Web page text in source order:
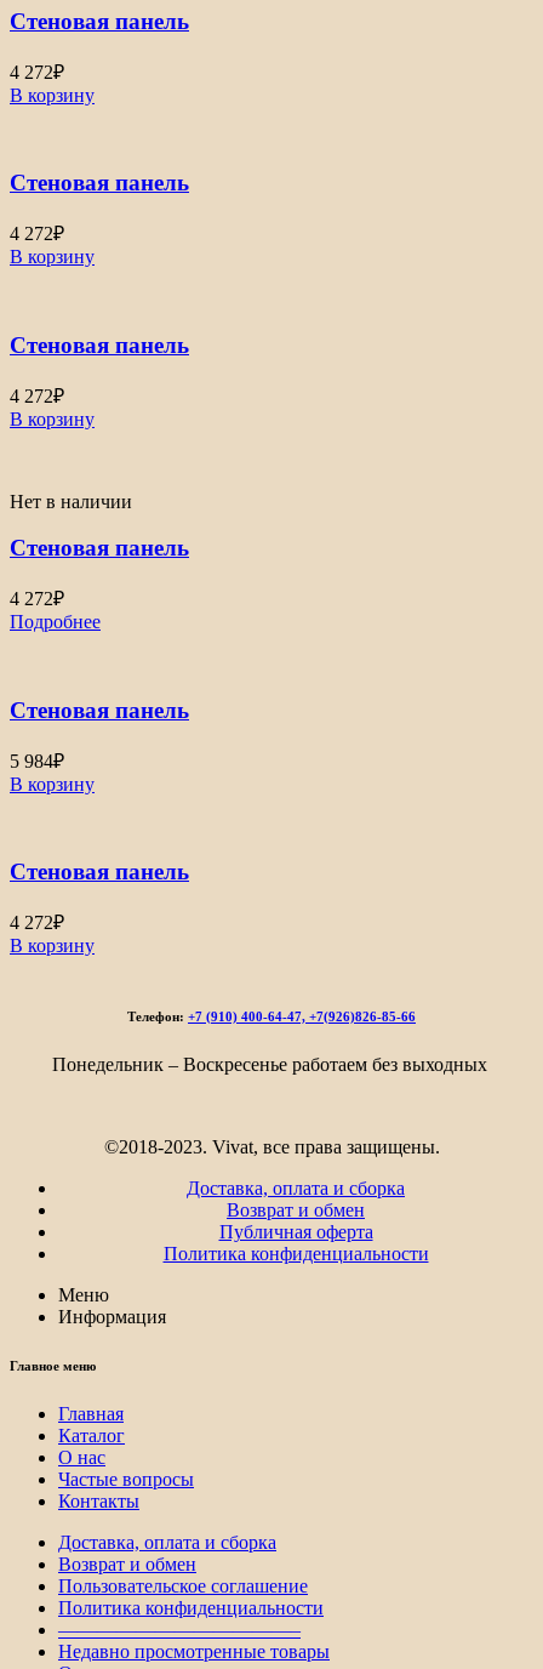
Стеновая панель
4 272₽
В корзину
Стеновая панель
4 272₽
В корзину
Стеновая панель
4 272₽
В корзину
Нет в наличии
Стеновая панель
4 272₽
Подробнее
Стеновая панель
5 984₽
В корзину
Стеновая панель
4 272₽
В корзину
Телефон: +7 (910) 400-64-47, +7(926)826-85-66
Понедельник – Воскресенье работаем без выходных
©2018-2023. Vivat, все права защищены.
Доставка, оплата и сборка
Возврат и обмен
Публичная оферта
Политика конфиденциальности
Меню
Информация
Главное меню
Главная
Каталог
О нас
Частые вопросы
Контакты
Доставка, оплата и сборка
Возврат и обмен
Пользовательское соглашение
Политика конфиденциальности
————————————–
Недавно просмотренные товары